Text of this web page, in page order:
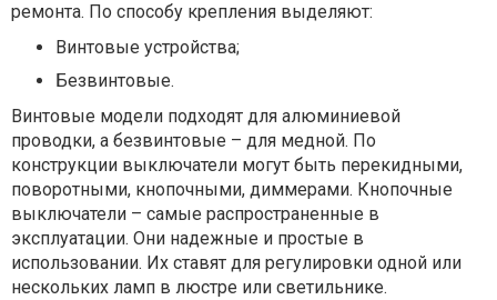
ремонта. По способу крепления выделяют:
Винтовые устройства;
Безвинтовые.
Винтовые модели подходят для алюминиевой
проводки, а безвинтовые – для медной. По
конструкции выключатели могут быть перекидными,
поворотными, кнопочными, диммерами. Кнопочные
выключатели – самые распространенные в
эксплуатации. Они надежные и простые в
использовании. Их ставят для регулировки одной или
нескольких ламп в люстре или светильнике.